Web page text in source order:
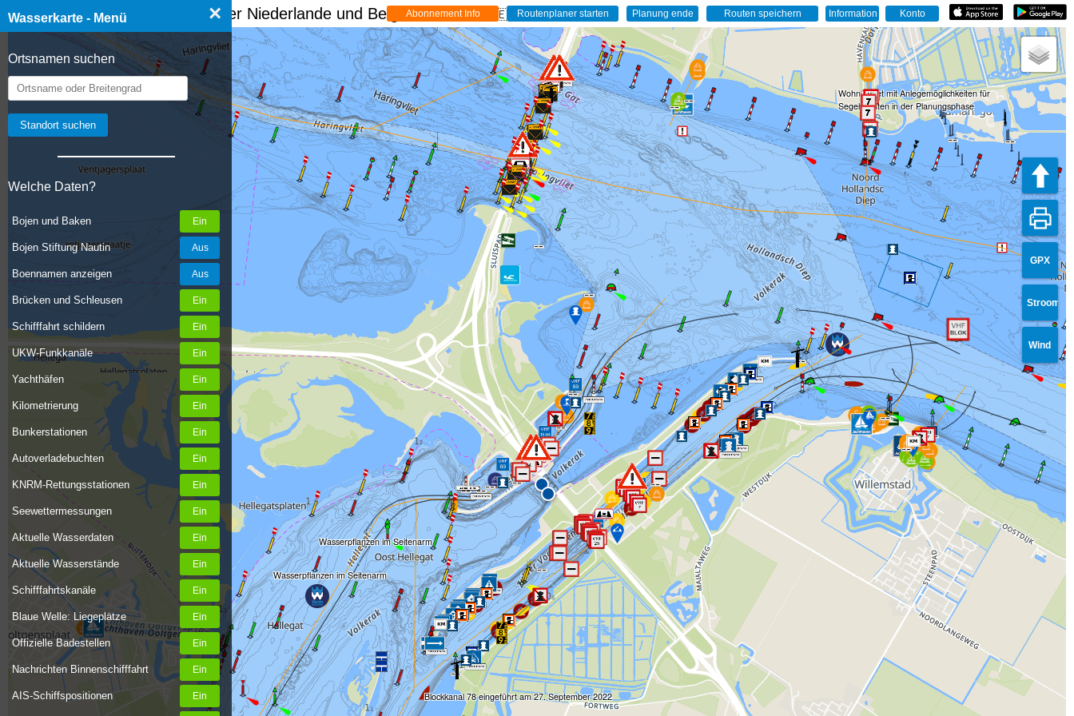
Wasserkarte - Menü ×
Ortsnamen suchen
Welche Daten?
Bojen und Baken
Bojen Stiftung Nautin
Boennamen anzeigen
Brücken und Schleusen
Schifffahrt schildern
UKW-Funkkanäle
Yachthäfen
Kilometrierung
Bunkerstationen
Autoverladebuchten
KNRM-Rettungsstationen
Seewettermessungen
Aktuelle Wasserdaten
Aktuelle Wasserstände
Schifffahrtskanäle
Blaue Welle: Liegeplätze
Offizielle Badestellen
Nachrichten Binnenschifffahrt
AIS-Schiffspositionen
☰ Wasserkarte Deutschland, der Niederlande und Belgien - Live 🇩🇪
GPX
Stroom
Wind
Wohngebiet mit Anlegemöglichkeiten für
Segelyachten in der Planungsphase
Blockkanal 78 eingeführt am 27. September 2022
Wasserpflanzen im Seitenarm
Wasserpflanzen im Seitenarm